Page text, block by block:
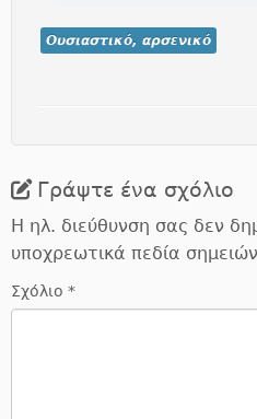
Ουσιαστικό, αρσενικό
Γράψτε ένα σχόλιο
Η ηλ. διεύθυνση σας δεν
υποχρεωτικά πεδία
Σχόλιο *